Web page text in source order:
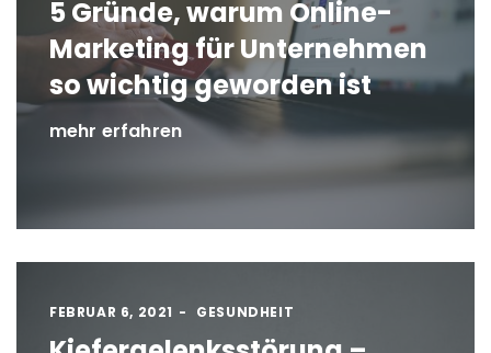
5 Gründe, warum Online-
Marketing für Unternehmen
so wichtig geworden ist
mehr erfahren
FEBRUAR 6, 2021 GESUNDHEIT